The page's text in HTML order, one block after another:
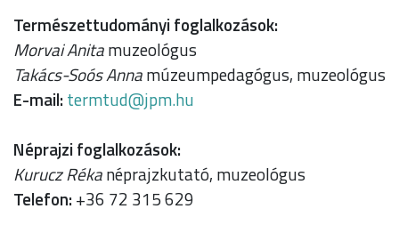
Természettudományi foglalkozások:
Morvai Anitamuzeológus
Takács-Soós Annamúzeumpedagógus, muzeológus
E-mail: uh.mpj@dutmret
Néprajzi foglalkozások:
Kurucz Rékanéprajzkutató, muzeológus
Telefon: +36 72 315 629